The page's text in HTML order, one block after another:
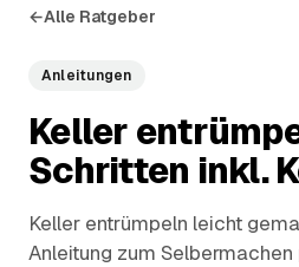
←Alle Ratgeber
Anleitungen
Keller
Schritten inkl.
Keller entrümpeln leicht
Anleitung zum